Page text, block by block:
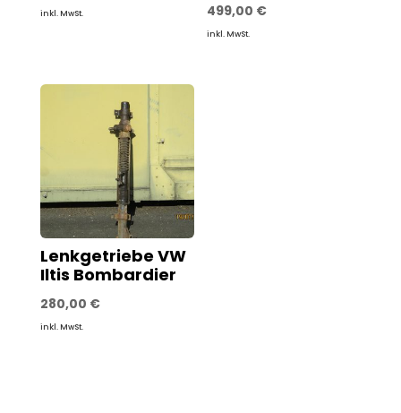
inkl. MwSt. 499,00 €
inkl. MwSt.
Lenkgetriebe VW
Iltis Bombardier
280,00 €
inkl. MwSt.